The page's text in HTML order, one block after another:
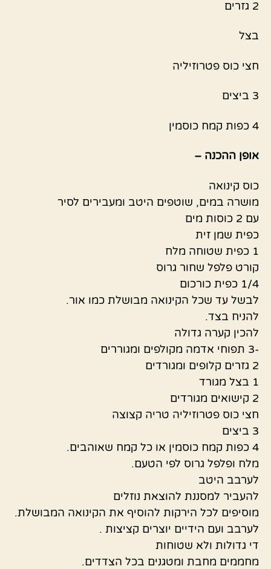
2 גזרים
בצל
חצי כוס פטרוזיליה
3 ביצים
4 כפות קמח כוסמין
אופן ההכנה –
כוס קינואה
מושרה במים, שוטפים היטב ומעבירים לסיר
עם 2 כוסות מים
כפית שמן זית
1 כפית שטוחה מלח
קורט פלפל שחור גרוס
1/4 כפית כורכום
לבשל עד שכל הקינואה מבושלת כמו אור.
להניח בצד.
להכין קערה גדולה
-3 תפוחי אדמה מקולפים ומגוררים
2 גזרים קלופים ומגורדים
1 בצל מגורד
2 קישואים מגורדים
חצי כוס פטרוזיליה טריה קצוצה
3 ביצים
4 כפות קמח כוסמין או כל קמח שאוהבים.
מלח ופלפל גרוס לפי הטעם.
לערבב היטב
להעביר למסננת להוצאת נוזלים
מוסיפים לכל הירקות להוסיף את הקינואה המבושלת.
לערבב ועם הידיים יוצרים קציצות .
די גדולות ולא שטוחות
מחממים מחבת ומטגנים בכל הצדדים.